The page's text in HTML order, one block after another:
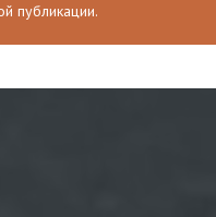
публикации.